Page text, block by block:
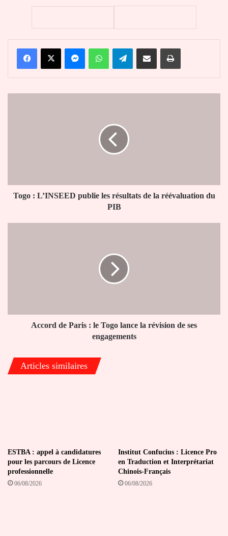
FacebookX MessengerWhatsAppTelegramPartager par email Imprimer
réévaluation
duTogo : L’INSEED publie les résultats de la réévaluation du
PIB
révision
Accord de Paris : le Togo lance la révision de ses
engagements
Articles similaires
ESTBA : appel à candidatures
pour les parcours de Licence
professionnelle
06/08/2026
Institut Confucius : Licence Pro
en Traduction et Interprétariat
Chinois-Français
06/08/2026